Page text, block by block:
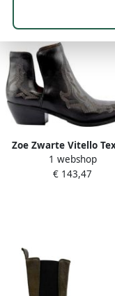
8 resultaten:
Zoe Zwarte Vitello
Laarzen Black
1 webshop
€ 143,47